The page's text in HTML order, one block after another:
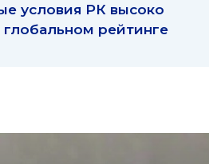
условия РК высоко
рейтинге